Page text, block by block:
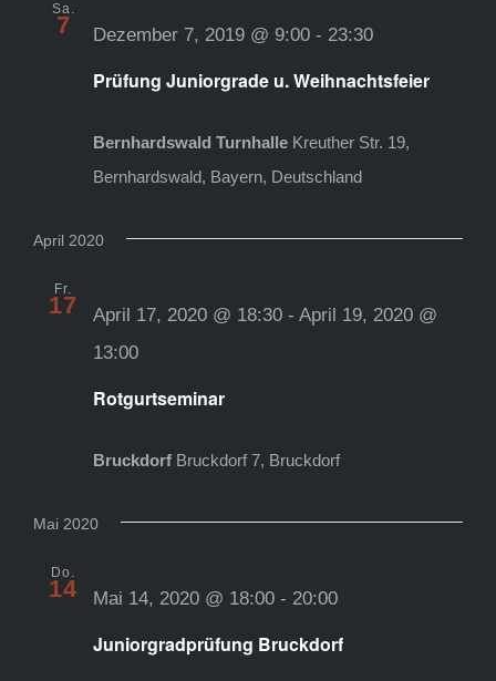
Sa.
7
Prüfung Juniorgrade u. Weihnachtsfeier
Dezember 7, 2019 @ 9:00 - 23:30
Bernhardswald Turnhalle Kreuther Str. 19,
Bernhardswald, Bayern, Deutschland
April 2020
Fr.
17
Rotgurtseminar
April 17, 2020 @ 18:30 - April 19, 2020 @
13:00
Bruckdorf Bruckdorf 7, Bruckdorf
Mai 2020
Do.
14
Juniorgradprüfung Bruckdorf
Mai 14, 2020 @ 18:00 - 20:00